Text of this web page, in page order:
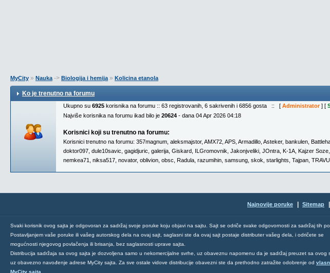
MyCity » Nauka-> Biologija i hemija» Kolicina etanola
Ko je trenutno na forumu
Ukupno su 6925 korisnika na forumu :: 63 registrovanih, 6 sakrivenih i 6856 gosta :: [ Administrator] [
Najviše korisnika na forumu ikad bilo je 20624 - dana 04 Apr 2026 04:18
Korisnici koji su trenutno na forumu:
Korisnici trenutno na forumu: 357magnum aleksmajstor, AMX72 APS Armadillo Asteker, bankulen
doktor097 dule10savic gagidjuric galerija Giskard ILGromovnik Jakonjveliki JOntra K-1A Kajzer Soze
nemkea71
niksa517 novator, oblivion obsc Radula razumihin samsung skok starlights Tajpan
Najnovije poruke Sitemap
Svaki korisnik ovog sajta je odgovoran za sadržaj svoje poruke koju objavi na sajtu. Sajt se odriče svake odgovornosti za sadržaj tih
Postavljanjem vaše poruke ili vašeg autorskog dela na ovaj sajt, saglasni ste da ovaj sajt postaje distributer vašeg dela, i odričete se
mogućnosti njegovog povlačenja ili brisanja, bez saglasnosti uprave sajta.
Distribucija sadržaja sa ovog sajta je dozvoljena samo u nekomercijalne svrhe, uz obaveznu napomenu da je sadržaj preuzet sa ovog
uz obavezno navođenje adrese MyCity sajta. Za sve ostale vidove distribucije obavezni ste da prethodno zatražite odobrenje od
MyCity sajta